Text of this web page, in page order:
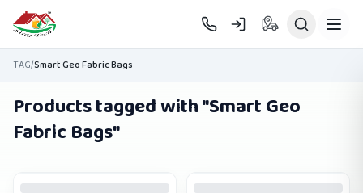
Skip to main content
TAG/Smart Geo Fabric Bags
Products tagged with "Smart Geo
Fabric Bags"